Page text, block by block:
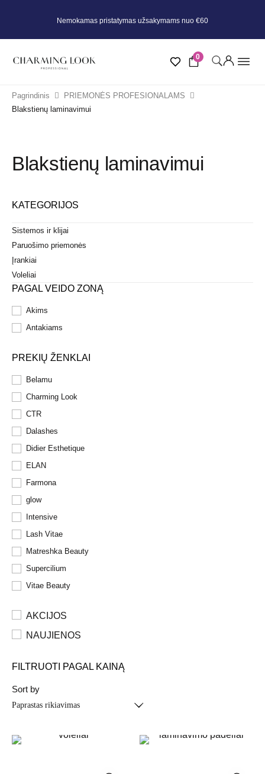
Nemokamas pristatymas užsakymams nuo €60
0
Pagrindinis
PRIEMONĖS PROFESIONALAMS
Blakstienų laminavimui
Blakstienų laminavimui
KATEGORIJOS
Sistemos ir klijai
Paruošimo priemonės
Įrankiai
Voleliai
PAGAL VEIDO ZONĄ
Akims
Antakiams
PREKIŲ ŽENKLAI
Belamu
Charming Look
CTR
Dalashes
Didier Esthetique
ELAN
Farmona
glow
Intensive
Lash Vitae
Matreshka Beauty
Supercilium
Vitae Beauty
AKCIJOS
NAUJIENOS
FILTRUOTI PAGAL KAINĄ
Sort by